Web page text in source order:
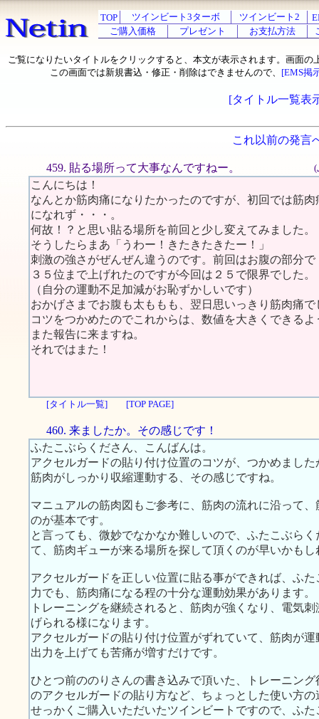
TOP ツインビート3ターボ ツインビート2
ご購入価格
プレゼント お支払方法
ご覧になりたいタイトルをクリックすると、本文が表示されます。画面の
この画面では新規書込・修正・削除はできませんので、 [EMS掲
[タイトル一覧表
これ以前の発言
459. 貼る場所って大事なんですねー。 (
こんにちは！
なんとか筋肉痛になりたかったのですが、初回では筋肉
になれず・・・。
何故！？と思い貼る場所を前回と少し変えてみました。
そうしたらまあ「うわー！きたきたきたー！」
刺激の強さがぜんぜん違うのです。前回はお腹の部分で
３５位まで上げれたのですが今回は２５で限界でした。
（自分の運動不足加減がお恥ずかしいです）
おかげさまでお腹も太ももも、翌日思いっきり筋肉痛で
コツをつかめたのでこれからは、数値を大きくできる
また報告に来ますね。
それではまた！
[タイトル一覧] [TOP PAGE]
460. 来ましたか。その感じです！
ふたこぶらくださん、こんばんは。
アクセルガードの貼り付け位置のコツが、つかめまし
筋肉がしっかり収縮運動する、その感じですね。
マニュアルの筋肉図もご参考に、筋肉の流れに沿って
のが基本です。
と言っても、微妙でなかなか難しいので、ふたこぶら
て、筋肉ギューが来る場所を探して頂くのが早いかもし
アクセルガードを正しい位置に貼る事ができれば、ふ
力でも、筋肉痛になる程の十分な運動効果があります。
トレーニングを継続されると、筋肉が強くなり、電気
げられる様になります。
アクセルガードの貼り付け位置がずれていて、筋肉が
出力を上げても苦痛が増すだけです。
ひとつ前ののりさんの書き込みで頂いた、トレーニン
のアクセルガードの貼り方など、ちょっとした使い方
せっかくご購入いただいたツインビートですので、ふ